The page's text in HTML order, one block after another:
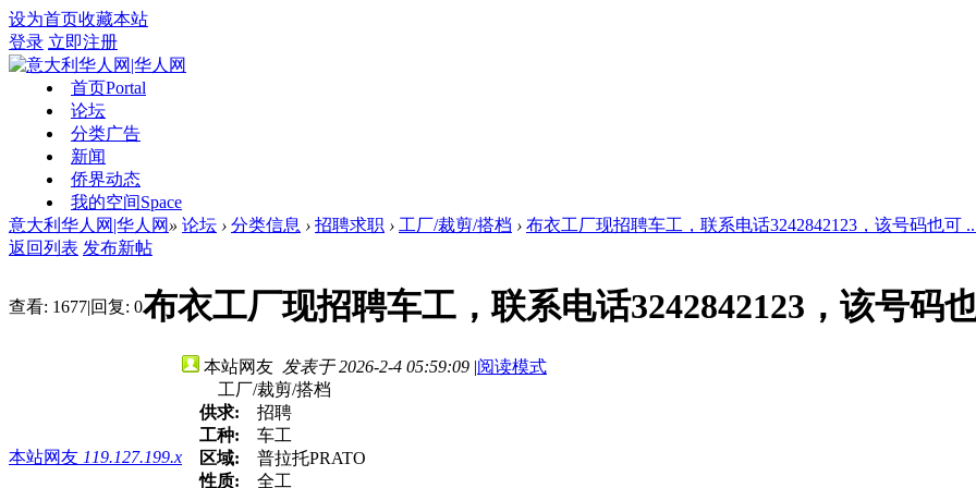
设为首页收藏本站
登录 立即注册
首页Portal
论坛
分类广告
新闻
侨界动态
我的空间Space
意大利华人网|华人网 » 论坛 › 分类信息 › 招聘求职 › 工厂/裁剪/搭档 › 布衣工厂现招聘车工，联系电话3242842123，该号码也可
返回列表 发布新帖
查看: 1677|回复: 0布衣工厂现招聘车工，联系电话3242842123，该号码
本站网友 119.127.199.x
本站网友 发表于 2026-2-4 05:59:09 |阅读模式
工厂/裁剪/搭档
供求:
招聘
工种:
车工
区域:
普拉托PRATO
性质:
全工